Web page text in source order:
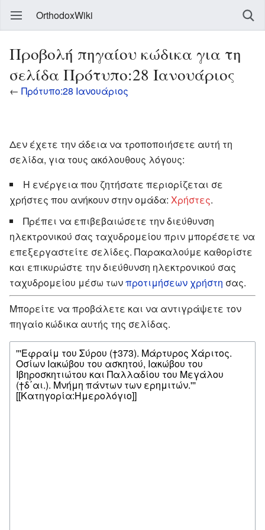
OrthodoxWiki
Προβολή πηγαίου κώδικα για τη
σελίδα Πρότυπο:28 Ιανουάριος
← Πρότυπο:28 Ιανουάριος
Δεν έχετε την άδεια να τροποποιήσετε αυτή τη
σελίδα, για τους ακόλουθους λόγους:
Η ενέργεια που ζητήσατε περιορίζεται σε
χρήστες που ανήκουν στην ομάδα: Χρήστες.
Πρέπει να επιβεβαιώσετε την διεύθυνση
ηλεκτρονικού σας ταχυδρομείου πριν μπορέσετε να
επεξεργαστείτε σελίδες. Παρακαλούμε καθορίστε
και επικυρώστε την διεύθυνση ηλεκτρονικού σας
ταχυδρομείου μέσω τωνπροτιμήσεων χρήστη σας.
Μπορείτε να προβάλετε και να αντιγράψετε τον
πηγαίο κώδικα αυτής της σελίδας.